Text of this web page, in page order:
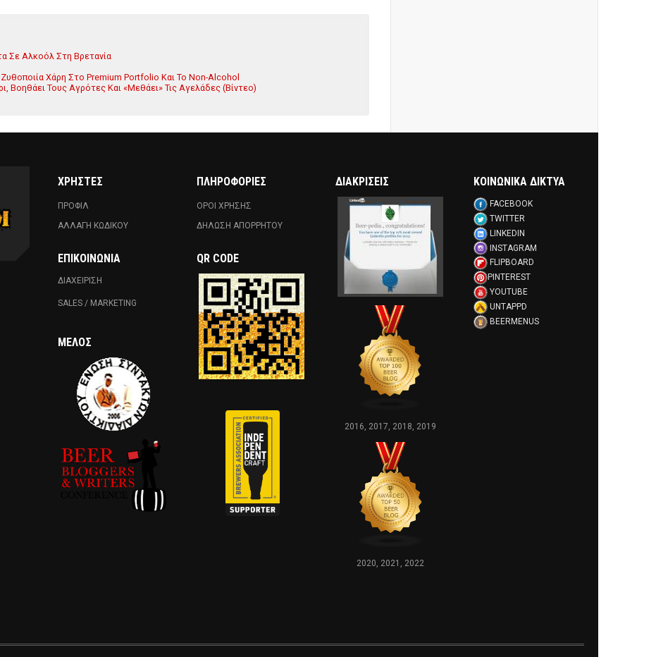
Σε Αλκοόλ Στη Βρετανία
Χάρη Στο Premium Portfolio Και Το Non-Alcohol
Βοηθάει Τους Αγρότες Και «Μεθάει» Τις Αγελάδες (Βίντεο)
ΧΡΗΣΤΕΣ
ΠΡΟΦΙΛ
ΑΛΛΑΓΗ ΚΩΔΙΚΟΥ
ΕΠΙΚΟΙΝΩΝΊΑ
ΔΙΑΧΕΙΡΙΣΗ
SALES / MARKETING
ΜΈΛΟΣ
ΠΛΗΡΟΦΟΡΙΕΣ
ΟΡΟΙ ΧΡΗΣΗΣ
ΔΗΛΩΣΗ ΑΠΟΡΡΗΤΟΥ
QR CODE
ΔΙΑΚΡΊΣΕΙΣ
2016, 2017, 2018, 2019
2020, 2021, 2022
ΚΟΙΝΩΝΙΚΑ ΔΙΚΤΥΑ
FACEBOOK
TWITTER
LINKEDIN
INSTAGRAM
FLIPBOARD
PINTEREST
YOUTUBE
UNTAPPD
BEERMENUS